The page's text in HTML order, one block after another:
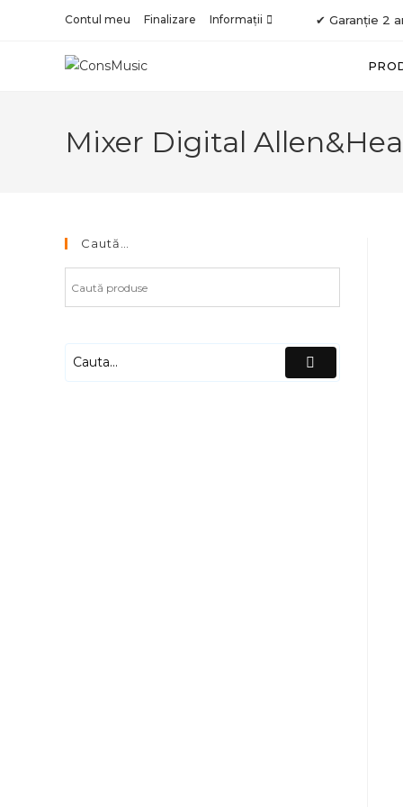
Contul meu Finalizare Informații ✔ Garanție 2
Mixer Digital
Caută…